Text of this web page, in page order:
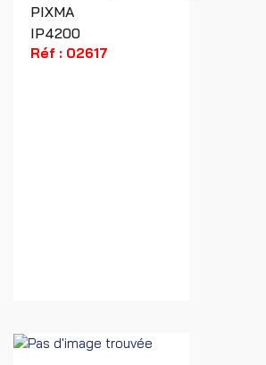
PIXMA
IP4200
Réf : 02617